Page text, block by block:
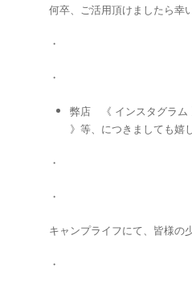
何卒、ご活用頂けましたら幸
・
・
弊店 《 インスタグラム
》等、につきましても嬉
・
・
キャンプライフにて、皆様の
・